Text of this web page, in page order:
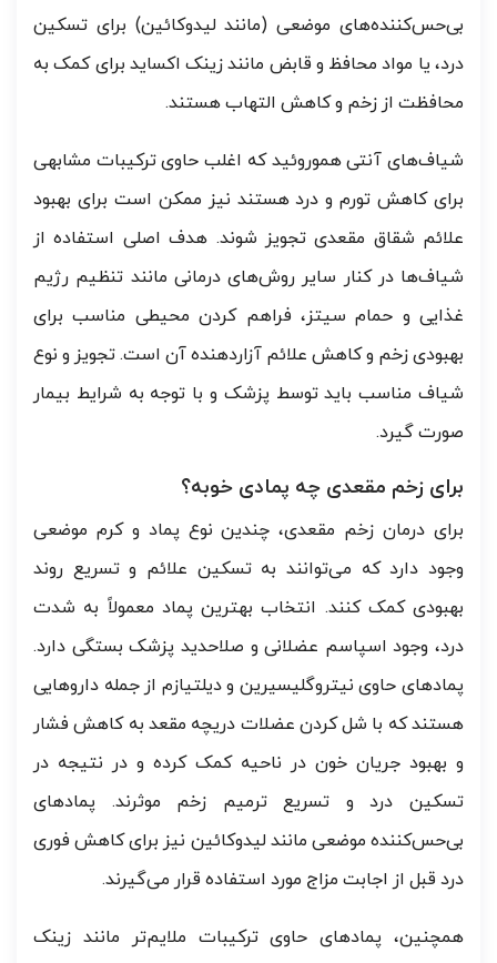
بی‌حس‌کننده‌های موضعی (مانند لیدوکائین) برای تسکین
درد، یا مواد محافظ و قابض مانند زینک اکساید برای کمک به
محافظت از زخم و کاهش التهاب هستند.
شیاف‌های آنتی هموروئید که اغلب حاوی ترکیبات مشابهی
برای کاهش تورم و درد هستند نیز ممکن است برای بهبود
علائم شقاق مقعدی تجویز شوند. هدف اصلی استفاده از
شیاف‌ها در کنار سایر روش‌های درمانی مانند تنظیم رژیم
غذایی و حمام سیتز، فراهم کردن محیطی مناسب برای
بهبودی زخم و کاهش علائم آزاردهنده آن است. تجویز و نوع
شیاف مناسب باید توسط پزشک و با توجه به شرایط بیمار
صورت گیرد.
برای زخم مقعدی چه پمادی خوبه؟
برای درمان زخم مقعدی، چندین نوع پماد و کرم موضعی
وجود دارد که می‌توانند به تسکین علائم و تسریع روند
بهبودی کمک کنند. انتخاب بهترین پماد معمولاً به شدت
درد، وجود اسپاسم عضلانی و صلاحدید پزشک بستگی دارد.
پمادهای حاوی نیتروگلیسیرین و دیلتیازم از جمله داروهایی
هستند که با شل کردن عضلات دریچه مقعد به کاهش فشار
و بهبود جریان خون در ناحیه کمک کرده و در نتیجه در
تسکین درد و تسریع ترمیم زخم موثرند. پمادهای
بی‌حس‌کننده موضعی مانند لیدوکائین نیز برای کاهش فوری
درد قبل از اجابت مزاج مورد استفاده قرار می‌گیرند.
همچنین، پمادهای حاوی ترکیبات ملایم‌تر مانند زینک